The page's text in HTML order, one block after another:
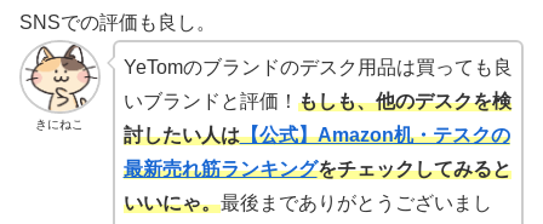
SNSでの評価も良し。
きにねこ
YeTomのブランドのデスク用品は買っても良
いブランドと評価！ もしも、他のデスクを検
討したい人は【公式】Amazon机・テスクの
最新売れ筋ランキングをチェックしてみると
いいにゃ。最後までありがとうございまし